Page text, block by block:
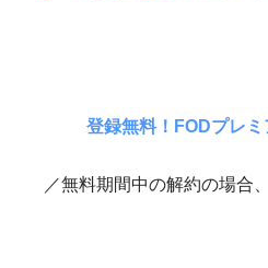
登録無料！FODプレ
／無料期間中の解約の場合